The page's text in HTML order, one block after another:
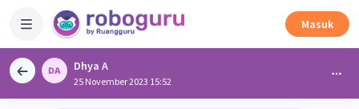
Masuk
Dhya A
25 November 2023 15:52